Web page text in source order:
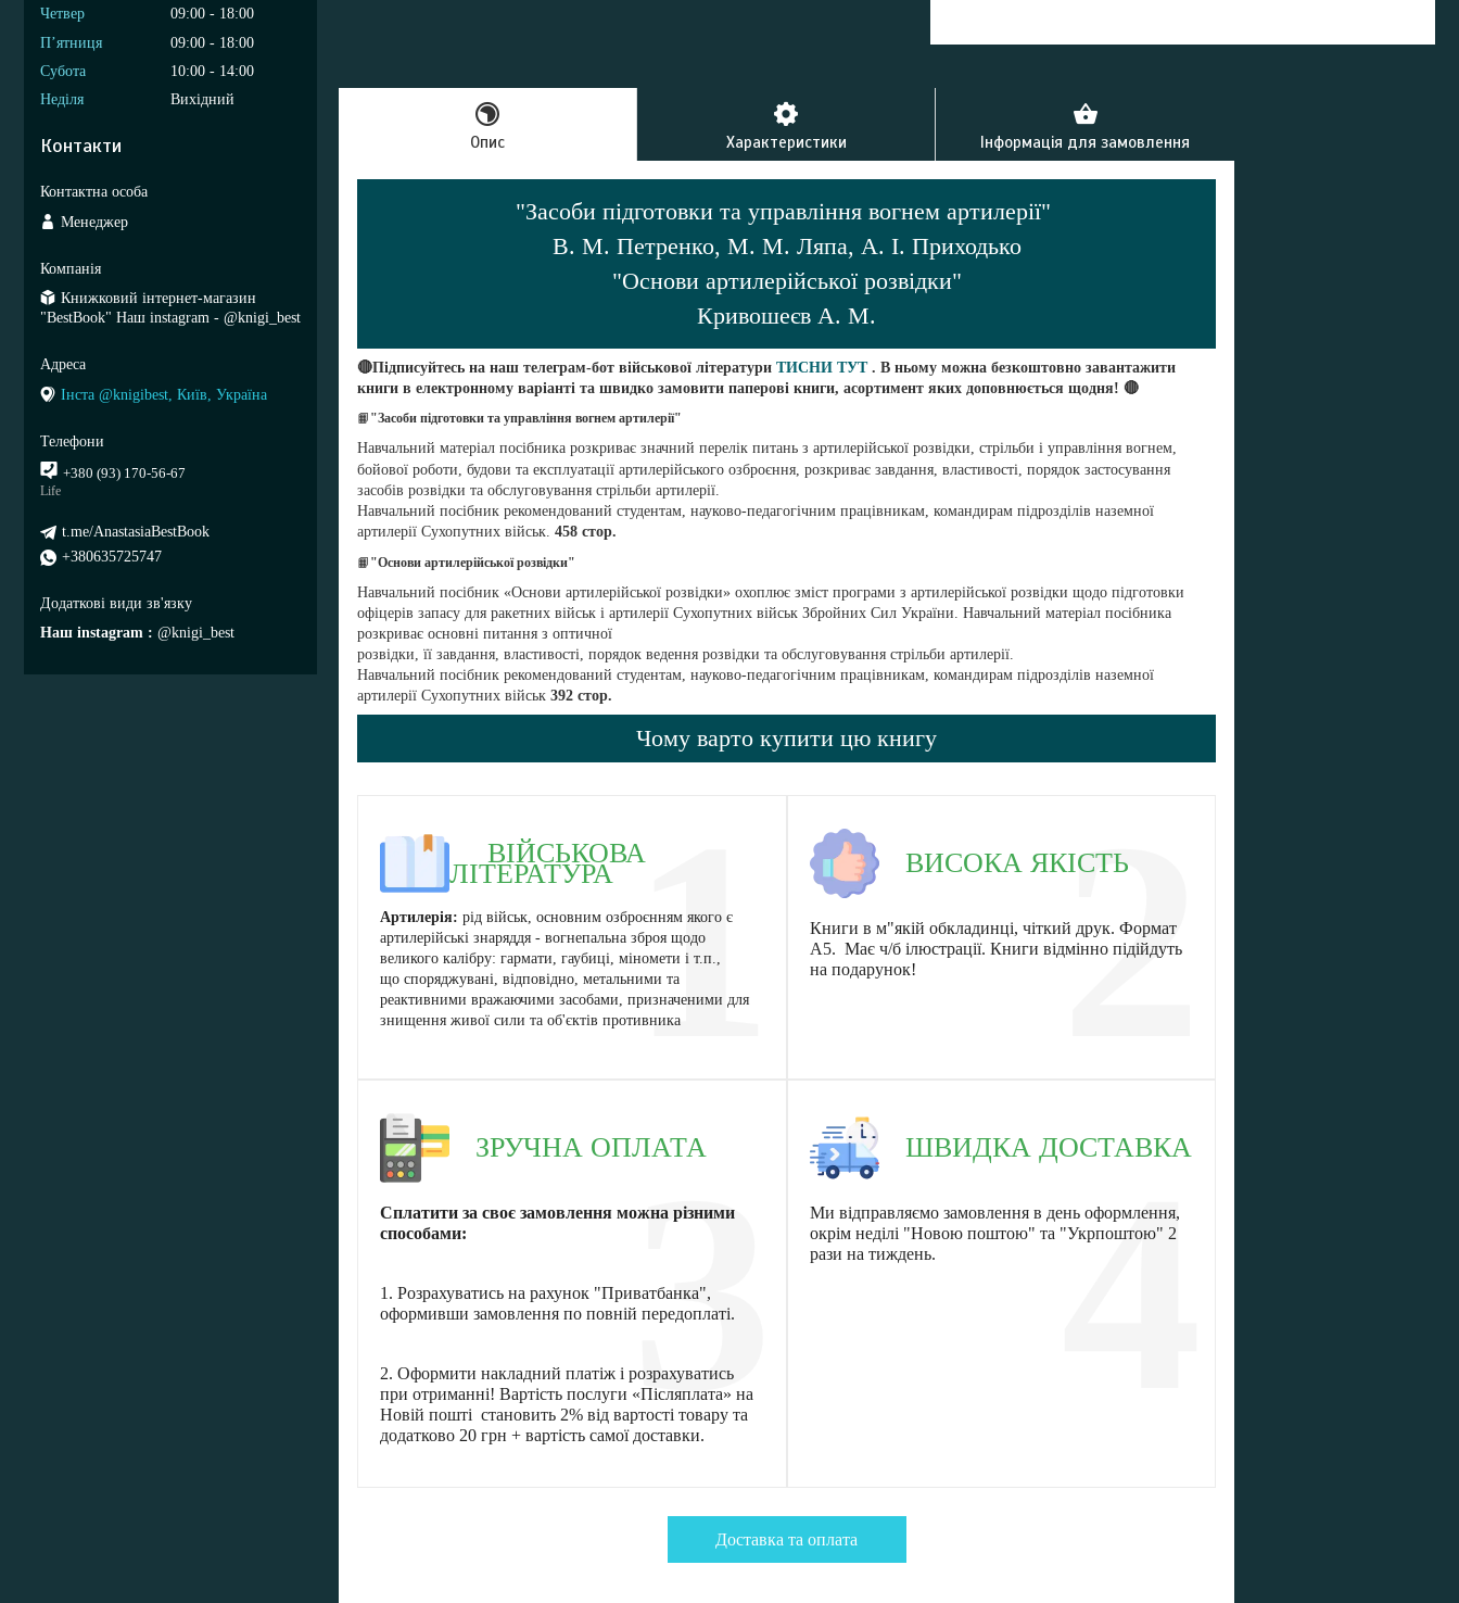
Опис Характеристики Інформація для замовлення
"Засоби підготовки та управління вогнем артилерії"
В. М. Петренко, М. М. Ляпа, А. І. Приходько
"Основи артилерійської розвідки"
Кривошеєв А. М.
🔴Підписуйтесь на наш телеграм-бот військової літератури ТИСНИ ТУТ. В ньому можна безкоштовно завантажити
книги в електронному варіанті та швидко замовити паперові книги, асортимент яких доповнюється щодня! 🔴
📙 "Засоби підготовки та управління вогнем артилерії"
Навчальний матеріал посібника розкриває значний перелік питань з артилерійської розвідки, стрільби і управління вогнем,
бойової роботи, будови та експлуатації артилерійського озброєння, розкриває завдання, властивості, порядок застосування
засобів розвідки та обслуговування стрільби артилерії.
Навчальний посібник рекомендований студентам, науково-педагогічним працівникам, командирам підрозділів наземної
артилерії Сухопутних військ. 458 стор.
📙 "Основи артилерійської розвідки"
Навчальний посібник «Основи артилерійської розвідки» охоплює зміст програми з артилерійської розвідки щодо підготовки
офіцерів запасу для ракетних військ і артилерії Сухопутних військ Збройних Сил України. Навчальний матеріал посібника
розкриває основні питання з оптичної
розвідки, її завдання, властивості, порядок ведення розвідки та обслуговування стрільби артилерії.
Навчальний посібник рекомендований студентам, науково-педагогічним працівникам, командирам підрозділів наземної
артилерії Сухопутних військ 392 стор.
Чому варто купити цю книгу
1
ВІЙСЬКОВА
ЛІТЕРАТУРА
Артилерія: рід військ, основним озброєнням якого є
артилерійські знаряддя - вогнепальна зброя щодо
великого калібру: гармати, гаубиці, міномети і т.п.,
що споряджувані, відповідно, метальними та
реактивними вражаючими засобами, призначеними для
знищення живої сили та об'єктів противника
2
ВИСОКА ЯКІСТЬ
Книги в м"якій обкладинці, чіткий друк. Формат
А5. Має ч/б ілюстрації. Книги відмінно підійдуть
на подарунок!
3
ЗРУЧНА ОПЛАТА
Сплатити за своє замовлення можна різними
способами:
1. Розрахуватись на рахунок "Приватбанка",
оформивши замовлення по повній передоплаті.
2. Оформити накладний платіж і розрахуватись
при отриманні! Вартість послуги «Післяплата» на
Новій пошті становить 2% від вартості товару та
додатково 20 грн + вартість самої доставки.
4
ШВИДКА ДОСТАВКА
Ми відправляємо замовлення в день оформлення,
окрім неділі "Новою поштою" та "Укрпоштою" 2
рази на тиждень.
Доставка та оплата
Четвер
09:00
18:00
Пʼятниця
09:00
18:00
Субота
10:00
14:00
Неділя
Вихідний
Контакти
Менеджер
Книжковий інтернет-магазин
"BestBook" Наш instagram - @knigi_best
Інста @knigibest, Київ, Україна
+380 (93) 170-56-67
Life
t.me/AnastasiaBestBook
+380635725747
Наш instagram @knigi_best